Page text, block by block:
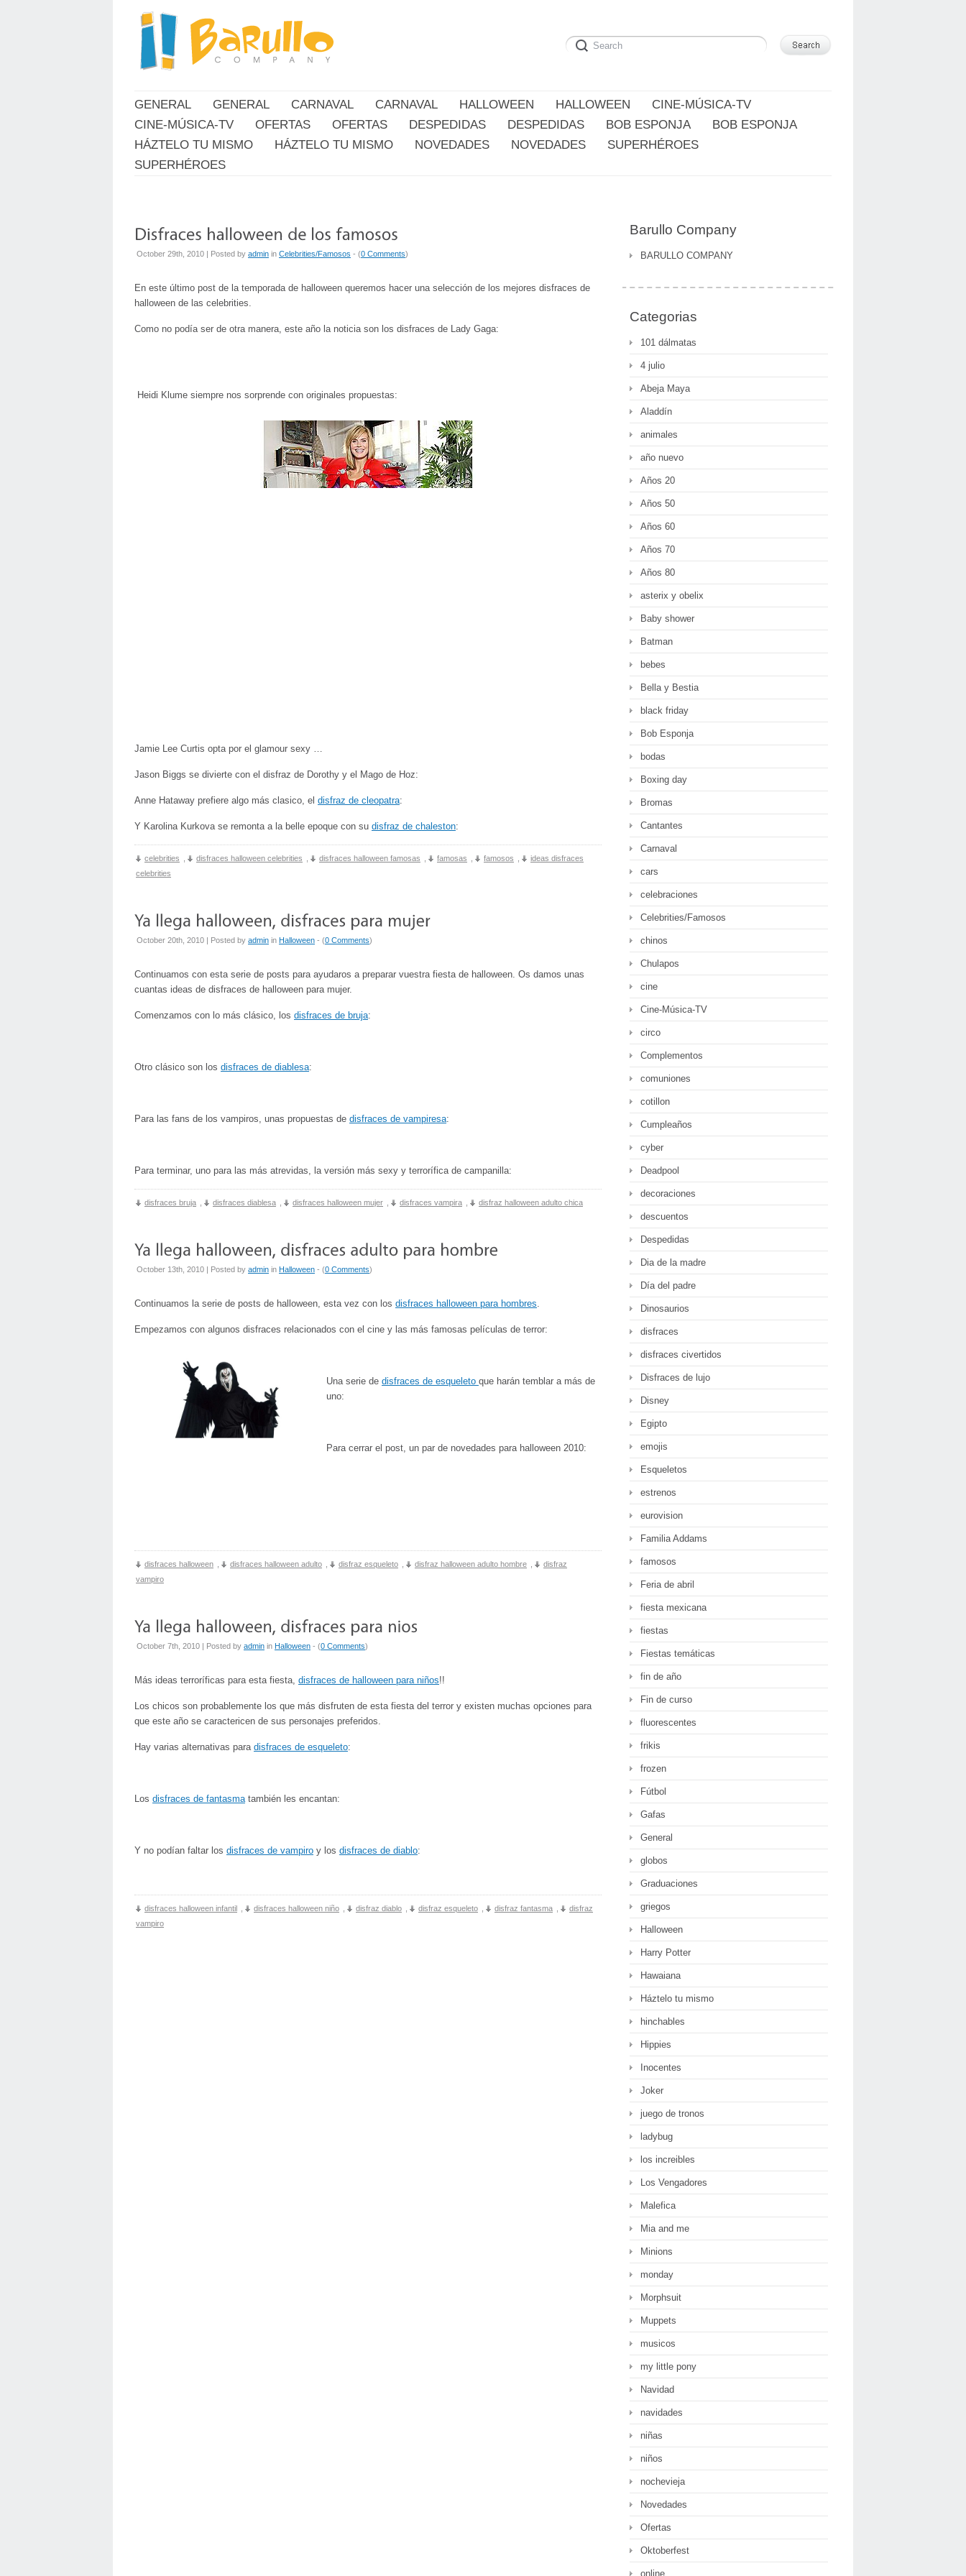
GENERAL GENERAL CARNAVAL CARNAVAL HALLOWEEN HALLOWEEN
CINE-MÚSICA-TV
CINE-MÚSICA-TV
OFERTAS OFERTAS DESPEDIDAS DESPEDIDAS BOB ESPONJA
BOB ESPONJA
HÁZTELO TU MISMO
HÁZTELO TU MISMO NOVEDADES NOVEDADES
SUPERHÉROES
SUPERHÉROES
October 29th, 2010 | Posted by admin in Celebrities/Famosos - (0 Comments)
En este último post de la temporada de halloween queremos hacer una selección de los mejores disfraces de
halloween de las celebrities.
Como no podía ser de otra manera, este año la noticia son los disfraces de Lady Gaga:
Heidi Klume siempre nos sorprende con originales propuestas:
Jamie Lee Curtis opta por el glamour sexy …
Jason Biggs se divierte con el disfraz de Dorothy y el Mago de Hoz:
Anne Hataway prefiere algo más clasico, el disfraz de cleopatra:
Y Karolina Kurkova se remonta a la belle epoque con su disfraz de chaleston:
celebrities disfraces halloween celebrities disfraces halloween famosas famosas famosos
ideas disfraces
celebrities
October 20th, 2010 | Posted by admin in Halloween - (0 Comments)
Continuamos con esta serie de posts para ayudaros a preparar vuestra fiesta de halloween. Os damos unas
cuantas ideas de disfraces de halloween para mujer.
Comenzamos con lo más clásico, los disfraces de bruja:
Otro clásico son los disfraces de diablesa:
Para las fans de los vampiros, unas propuestas de disfraces de vampiresa:
Para terminar, uno para las más atrevidas, la versión más sexy y terrorífica de campanilla:
disfraces bruja disfraces diablesa disfraces halloween mujer disfraces vampira disfraz halloween adulto chica
October 13th, 2010 | Posted by admin in Halloween - (0 Comments)
Continuamos la serie de posts de halloween, esta vez con los disfraces halloween para hombres.
Empezamos con algunos disfraces relacionados con el cine y las más famosas películas de terror:
Una serie de disfraces de esqueleto que harán temblar a más de
uno:
Para cerrar el post, un par de novedades para halloween 2010:
disfraces halloween disfraces halloween adulto disfraz esqueleto disfraz halloween adulto hombre
disfraz
vampiro
October 7th, 2010 | Posted by admin in Halloween - (0 Comments)
Más ideas terroríficas para esta fiesta, disfraces de halloween para niños!!
Los chicos son probablemente los que más disfruten de esta fiesta del terror y existen muchas opciones para
que este año se caractericen de sus personajes preferidos.
Hay varias alternativas para disfraces de esqueleto:
Los disfraces de fantasmatambién les encantan:
Y no podían faltar los disfraces de vampiro y los disfraces de diablo:
disfraces halloween infantil disfraces halloween niño disfraz diablo disfraz esqueleto disfraz fantasma
disfraz
vampiro
Barullo Company
BARULLO COMPANY
Categorias
101 dálmatas
4 julio
Abeja Maya
Aladdín
animales
año nuevo
Años 20
Años 50
Años 60
Años 70
Años 80
asterix y obelix
Baby shower
Batman
bebes
Bella y Bestia
black friday
Bob Esponja
bodas
Boxing day
Bromas
Cantantes
Carnaval
cars
celebraciones
Celebrities/Famosos
chinos
Chulapos
cine
Cine-Música-TV
circo
Complementos
comuniones
cotillon
Cumpleaños
cyber
Deadpool
decoraciones
descuentos
Despedidas
Dia de la madre
Día del padre
Dinosaurios
disfraces
disfraces civertidos
Disfraces de lujo
Disney
Egipto
emojis
Esqueletos
estrenos
eurovision
Familia Addams
famosos
Feria de abril
fiesta mexicana
fiestas
Fiestas temáticas
fin de año
Fin de curso
fluorescentes
frikis
frozen
Fútbol
Gafas
General
globos
Graduaciones
griegos
Halloween
Harry Potter
Hawaiana
Háztelo tu mismo
hinchables
Hippies
Inocentes
Joker
juego de tronos
ladybug
los increibles
Los Vengadores
Malefica
Mia and me
Minions
monday
Morphsuit
Muppets
musicos
my little pony
Navidad
navidades
niñas
niños
nochevieja
Novedades
Ofertas
Oktoberfest
online